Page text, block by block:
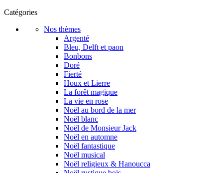
Catégories
Nos thèmes
Argenté
Bleu, Delft et paon
Bonbons
Doré
Fierté
Houx et Lierre
La forêt magique
La vie en rose
Noël au bord de la mer
Noël blanc
Noël de Monsieur Jack
Noël en automne
Noël fantastique
Noël musical
Noël religieux & Hanoucca